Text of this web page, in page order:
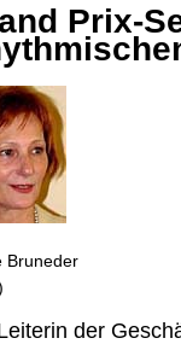
Prix-
Bruneder
der